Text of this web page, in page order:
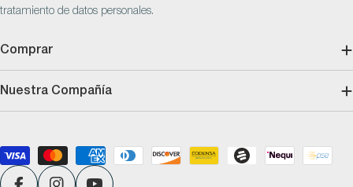
tratamiento de datos personales.
Comprar
Nuestra Compañía
Métodos
de